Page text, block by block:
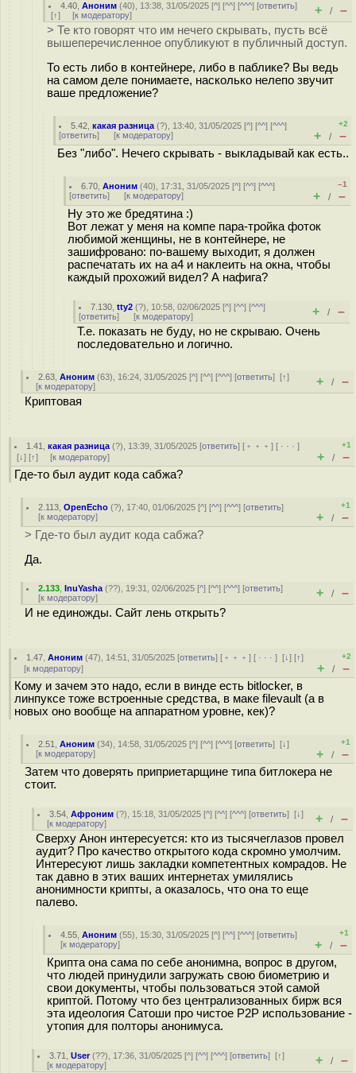
4.40 ,Аноним (40), 13:38, 31/05/2025 [^] [^^] [^^^] [ответить]
[↑] [к модератору] + / –
> Те кто говорят что им нечего скрывать, пусть всё
вышеперечисленное опубликуют в публичный доступ.
То есть либо в контейнере, либо в паблике? Вы ведь
на самом деле понимаете, насколько нелепо звучит
ваше предложение?
5.42 ,какая разница (?), 13:40, 31/05/2025 [^] [^^] [^^^]
[ответить] [к модератору]
+2
+ / –
Без "либо". Нечего скрывать - выкладывай как есть..
6.70 ,Аноним (40), 17:31, 31/05/2025 [^] [^^] [^^^]
[ответить] [к модератору]
–1
+ / –
Ну это же бредятина :)
Вот лежат у меня на компе пара-тройка фоток
любимой женщины, не в контейнере, не
зашифровано: по-вашему выходит, я должен
распечатать их на а4 и наклеить на окна, чтобы
каждый прохожий видел? А нафига?
7.130 ,tty2 (?), 10:58, 02/06/2025 [^] [^^] [^^^]
[ответить] [к модератору] + / –
Т.е. показать не буду, но не скрываю. Очень
последовательно и логично.
2.63 ,Аноним (63), 16:24, 31/05/2025 [^] [^^] [^^^] [ответить][↑]
[к модератору] + / –
Криптовая
1.41 ,какая разница (?), 13:39, 31/05/2025 [ответить] [ ﹢﹢﹢] [ · · ·]
[↓] [↑] [к модератору]
+1
+ / –
Где-то был аудит кода сабжа?
2.113 ,OpenEcho (?), 17:40, 01/06/2025 [^] [^^] [^^^] [ответить]
[к модератору]
+1
+ / –
> Где-то был аудит кода сабжа?
Да.
2.133 ,InuYasha (??), 19:31, 02/06/2025 [^] [^^] [^^^] [ответить]
[к модератору] + / –
И не единожды. Сайт лень открыть?
1.47 ,Аноним (47), 14:51, 31/05/2025 [ответить] [ ﹢﹢﹢] [ · · ·][↓] [↑]
[к модератору]
+2
+ / –
Кому и зачем это надо, если в винде есть bitlocker, в
линпyкce тоже встроенные средства, в маке filevault (а в
новых оно вообще на аппаратном уровне, кек)?
2.51 ,Аноним (34), 14:58, 31/05/2025 [^] [^^] [^^^] [ответить][↓]
[к модератору]
+1
+ / –
Затем что доверять приприетарщине типа битлокера не
стоит.
3.54 ,Афроним (?), 15:18, 31/05/2025 [^] [^^] [^^^] [ответить][↓]
[к модератору] + / –
Сверху Анон интересуется: кто из тысячеглазов провел
аудит? Про качество открытого кода скромно умолчим.
Интересуют лишь закладки компетентных комрадов. Не
так давно в этих ваших интернетах умилялись
анонимности крипты, а оказалось, что она то еще
палево.
4.55 ,Аноним (55), 15:30, 31/05/2025 [^] [^^] [^^^] [ответить]
[к модератору]
+1
+ / –
Крипта она сама по себе анонимна, вопрос в другом,
что людей принудили загружать свою биометрию и
свои документы, чтобы пользоваться этой самой
криптой. Потому что без централизованных бирж вся
эта идеология Сатоши про чистое P2P использование -
утопия для полторы анонимуса.
3.71 ,User(??), 17:36, 31/05/2025 [^] [^^] [^^^] [ответить][↑]
[к модератору] + / –